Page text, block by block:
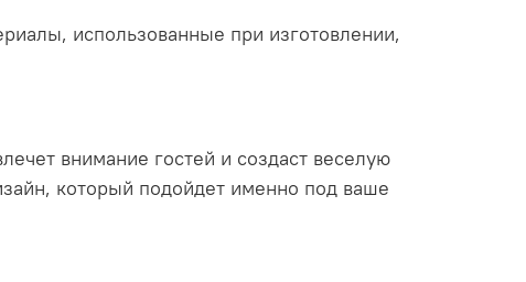
использованные при изготовлении,
внимание гостей и создаст веселую
который подойдет именно под ваше